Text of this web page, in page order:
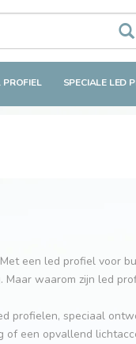
PROFIEL SPECIALE LED
een led profiel voor
waarom zijn led
profielen, speciaal
een opvallend